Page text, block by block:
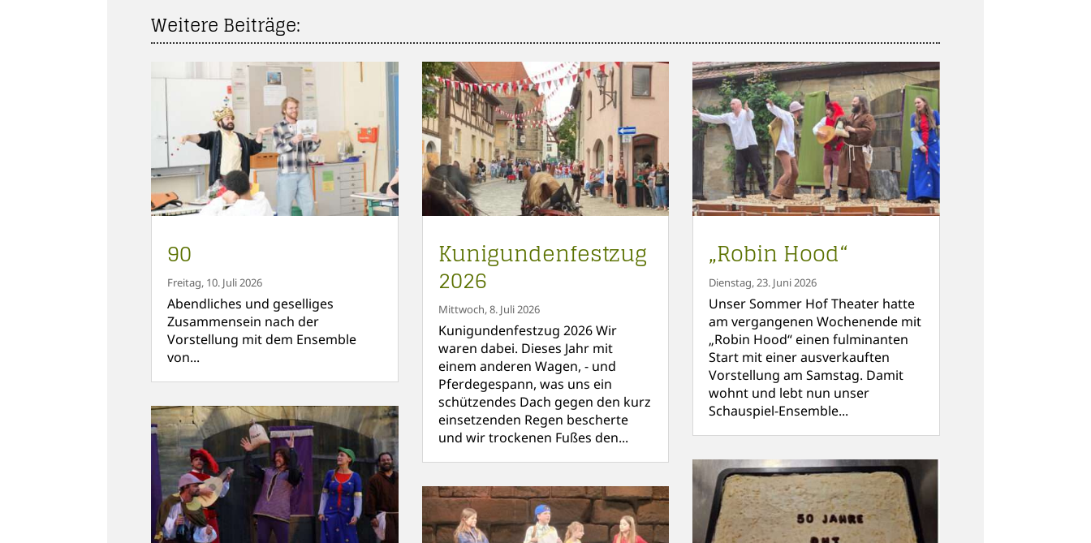
Weitere Beiträge:
90
Freitag, 10. Juli 2026
Abendliches und geselliges
Zusammensein nach der
Vorstellung mit dem Ensemble
von...
Kunigundenfestzug
2026
Mittwoch, 8. Juli 2026
Kunigundenfestzug 2026 Wir
waren dabei. Dieses Jahr mit
einem anderen Wagen, - und
Pferdegespann, was uns ein
schützendes Dach gegen den kurz
einsetzenden Regen bescherte
und wir trockenen Fußes den...
„Robin Hood“
Dienstag, 23. Juni 2026
Unser Sommer Hof Theater hatte
am vergangenen Wochenende mit
„Robin Hood“ einen fulminanten
Start mit einer ausverkauften
Vorstellung am Samstag. Damit
wohnt und lebt nun unser
Schauspiel-Ensemble...